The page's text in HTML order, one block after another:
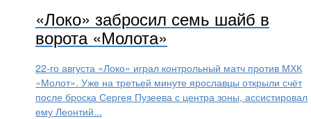
«Локо» забросил семь шайб в
ворота «Молота»
22-го августа «Локо» играл контрольный матч против МХК
«Молот». Уже на третьей минуте ярославцы открыли счёт
после броска Сергея Пузеева с центра зоны, ассистировал
ему Леонтий...